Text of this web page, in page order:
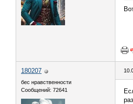
180207
бес нравственности
Сообщений: 72641